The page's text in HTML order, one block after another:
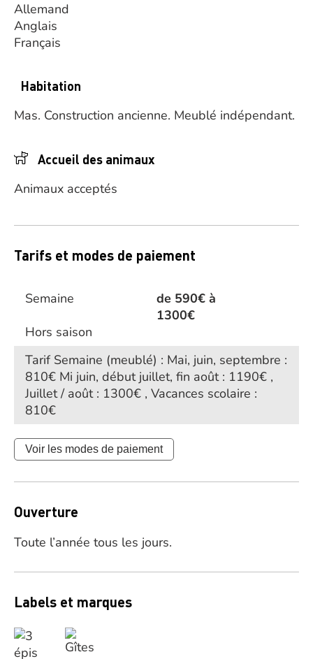
Allemand
Anglais
Français
Habitation
Mas. Construction ancienne. Meublé indépendant.
Accueil des animaux
Animaux acceptés
Tarifs et modes de paiement
Semaine
de 590€ à
1300€
Hors saison
Tarif Semaine (meublé) : Mai, juin, septembre :
810€ Mi juin, début juillet, fin août : 1190€ ,
Juillet / août : 1300€ , Vacances scolaire :
810€
Voir les modes de paiement
Ouverture
Toute l’année tous les jours.
Labels et marques